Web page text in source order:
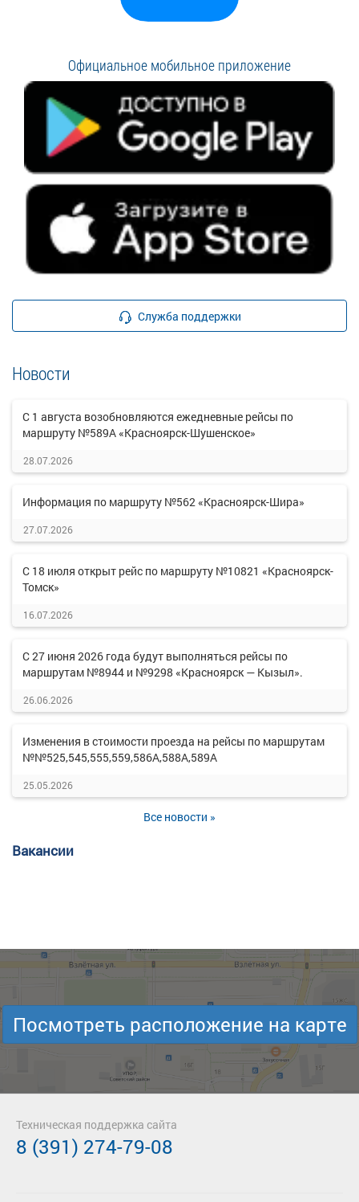
Официальное мобильное приложение
Служба поддержки
Новости
С 1 августа возобновляются ежедневные рейсы по
маршруту №589А «Красноярск-Шушенское»
28.07.2026
Информация по маршруту №562 «Красноярск-Шира»
27.07.2026
С 18 июля открыт рейс по маршруту №10821 «Красноярск-
Томск»
16.07.2026
С 27 июня 2026 года будут выполняться рейсы по
маршрутам №8944 и №9298 «Красноярск — Кызыл».
26.06.2026
Изменения в стоимости проезда на рейсы по маршрутам
№№525,545,555,559,586А,588А,589А
25.05.2026
Все новости »
Вакансии
Посмотреть расположение на карте
Техническая поддержка сайта
8 (391) 274-79-08